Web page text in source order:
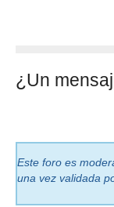
¿Un
Este foro es
una vez validada